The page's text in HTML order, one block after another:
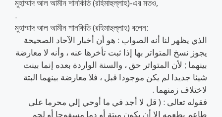
মুহাম্মাদ আল আমীন শানকিতি (রহিমাহুল্লাহ)-এর মতও,
.
মুহাম্মাদ আল আমীন শানকিতি (রহিমাহুল্লাহ) বলেন:
الذي يظهر لنا أنه الصواب : هو أن أخبار الآحاد الصحيحة
يجوز نسخ المتواتر بها إذا ثبت تأخرها عنه ، وأنه لا معارضة
بينهما ; لأن المتواتر حق ، والسنة الواردة بعده إنما بينت
شيئا جديدا لم يكن موجودا قبل ، فلا معارضة بينهما البتة
لاختلاف زمنهما .
فقوله تعالى : ( قل لا أجد في ما أوحي إلي محرما على
طاعم يطعمه إلا أن يكون ميتة أو دما مسفوحا أو لحم